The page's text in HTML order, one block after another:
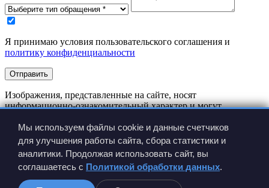
Я принимаю условия пользовательского соглашения и
политику конфиденциальности
Отправить
Изображения, представленные на сайте, носят
информационно-ознакомительный характер и могут
Производитель имеет право вносить изменения в
конструкцию изделия без предварительного уведомления.
Мы используем файлы cookie и данные счетчиков
для улучшения работы сайта, сбора статистики и
аналитики. Продолжая использовать сайт, вы
соглашаетесь с Политикой обработки данных.